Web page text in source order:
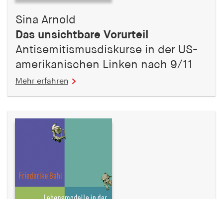
Sina Arnold
Das unsichtbare Vorurteil
Antisemitismusdiskurse in der US-
amerikanischen Linken nach 9/11
Mehr erfahren